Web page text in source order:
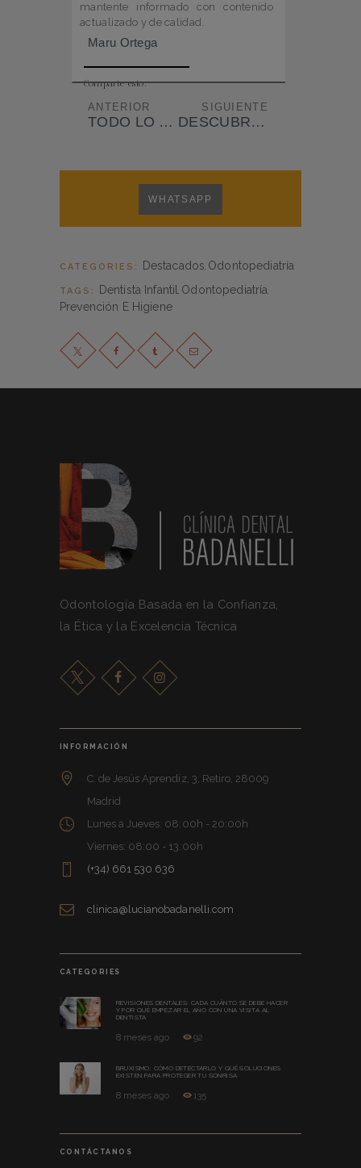
mantente informado con contenido
actualizado y de calidad.
Maru Ortega
Comparte esto:
ANTERIOR
TODO LO QUE NECESITAS SABER SOBRE LA GINGIVITIS
SIGUIENTE
DESCUBRE LA ORTODONCIA IDEAL PARA TRANSFORMAR TU SONRISA: GUÍA COMPLETA
WHATSAPP
CATEGORIES: Destacados, Odontopediatría
TAGS: Dentista Infantil Odontopediatría
Prevención E Higiene
Odontología Basada en la Confianza,
la Ética y la Excelencia Técnica
INFORMACIÓN
C. de Jesús Aprendiz, 3, Retiro, 28009
Madrid
Lunes a Jueves: 08:00h - 20:00h
Viernes: 08:00 - 13:00h
(+34) 661 530 636
clinica@lucianobadanelli.com
CATEGORIES
REVISIONES DENTALES: CADA CUÁNTO SE DEBE HACER
Y POR QUÉ EMPEZAR EL AÑO CON UNA VISITA AL
DENTISTA
8 meses ago 92
BRUXISMO: CÓMO DETECTARLO Y QUÉ SOLUCIONES
EXISTEN PARA PROTEGER TU SONRISA
8 meses ago 135
CONTÁCTANOS